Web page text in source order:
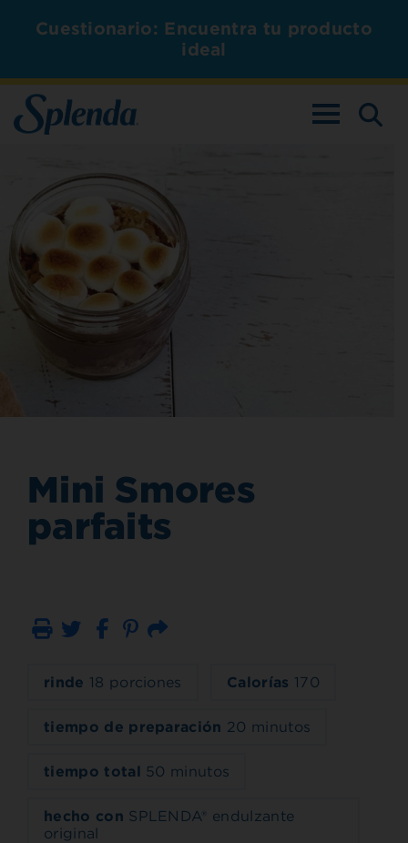
Cuestionario: Encuentra tu producto
ideal
ALTERNAR
Mini Smores
parfaits
Imprimir Correo electrónico
rinde 18 porciones Calorías 170
tiempo de preparación 20 minutos
tiempo total 50 minutos
hecho con SPLENDA® endulzante
original